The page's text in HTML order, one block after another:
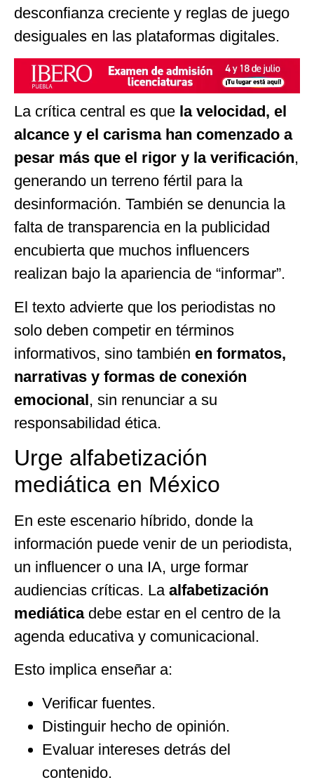
desconfianza creciente y reglas de juego
desiguales en las plataformas digitales.
La crítica central es que la velocidad, el
alcance y el carisma han comenzado a
pesar más que el rigor y la verificación,
generando un terreno fértil para la
desinformación. También se denuncia la
falta de transparencia en la publicidad
encubierta que muchos influencers
realizan bajo la apariencia de “informar”.
El texto advierte que los periodistas no
solo deben competir en términos
informativos, sino también en formatos,
narrativas y formas de conexión
emocional, sin renunciar a su
responsabilidad ética.
Urge alfabetización
mediática en México
En este escenario híbrido, donde la
información puede venir de un periodista,
un influencer o una IA, urge formar
audiencias críticas. La alfabetización
mediáticadebe estar en el centro de la
agenda educativa y comunicacional.
Esto implica enseñar a:
Verificar fuentes.
Distinguir hecho de opinión.
Evaluar intereses detrás del
contenido.